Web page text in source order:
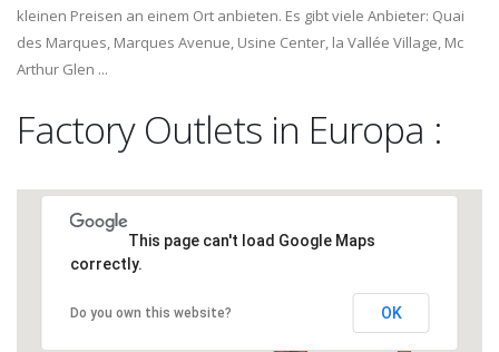
kleinen Preisen an einem Ort anbieten. Es gibt viele Anbieter: Quai
des Marques, Marques Avenue, Usine Center, la Vallée Village, Mc
Arthur Glen ...
Factory Outlets in Europa :
This page can't load Google Maps
correctly.
Do you own this website? OK